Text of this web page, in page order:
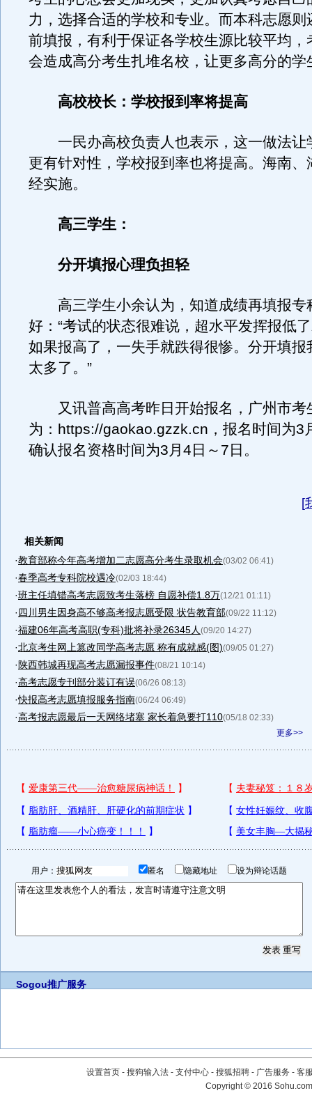
力，选择合适的学校和专业。而本科志愿则
前填报，有利于保证各学校生源比较平均，
会造成高分考生扎堆名校，让更多高分的学
高校校长：学校报到率将提高
一民办高校负责人也表示，这一做法让
更有针对性，学校报到率也将提高。海南、
经实施。
高三学生：
分开填报心理负担轻
高三学生小余认为，知道成绩再填报专
好：“考试的状态很难说，超水平发挥报低
如果报高了，一失手就跌得很惨。分开填报
太多了。”
又讯普高高考昨日开始报名，广州市考
为：https://gaokao.gzzk.cn，报名时间为3
确认报名资格时间为3月4日～7日。
[
相关新闻
·教育部称今年高考增加二志愿高分考生录取机会(03/02 06:41)
·春季高考专科院校遇冷(02/03 18:44)
·班主任填错高考志愿致考生落榜 自愿补偿1.8万(12/21 01:11)
·四川男生因身高不够高考报志愿受限 状告教育部(09/22 11:12)
·福建06年高考高职(专科)批将补录26345人 (09/20 14:27)
·北京考生网上篡改同学高考志愿 称有成就感(图)(09/05 01:27)
· 陕西韩城再现高考志愿漏报事件(08/21 10:14)
·高考志愿专刊部分装订有误(06/26 08:13)
·快报高考志愿填报服务指南(06/24 06:49)
·高考报志愿最后一天网络堵塞 家长着急要打110(05/18 02:33)
更多>>
用户： 匿名 隐藏地址 设为辩论话题
Sogou推广服务
设置首页 - 搜狗输入法 - 支付中心 - 搜狐招聘 - 广告服务 - 客
Copyright©2016